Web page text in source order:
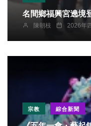
名間鄉福興宮遶境
陳朝枝 2026年
宗教 綜合新聞